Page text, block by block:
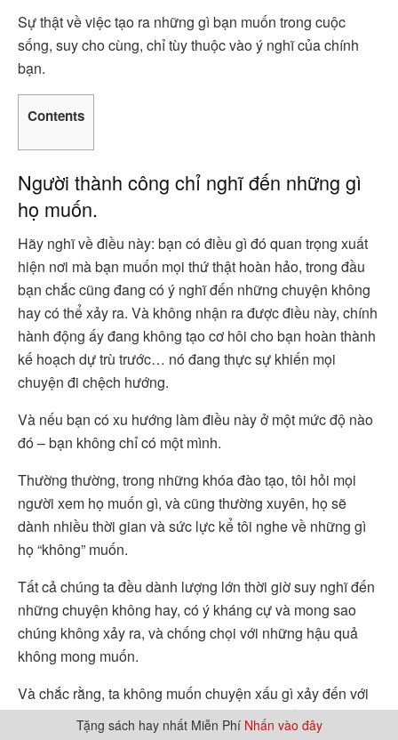
Sự thật về việc tạo ra những gì bạn muốn trong cuộc
sống, suy cho cùng, chỉ tùy thuộc vào ý nghĩ của chính
bạn.
Contents
Người thành công chỉ nghĩ đến những gì
họ muốn.
Hãy nghĩ về điều này: bạn có điều gì đó quan trọng xuất
hiện nơi mà bạn muốn mọi thứ thật hoàn hảo, trong đầu
bạn chắc cũng đang có ý nghĩ đến những chuyện không
hay có thể xảy ra. Và không nhận ra được điều này, chính
hành động ấy đang không tạo cơ hôi cho bạn hoàn thành
kế hoạch dự trù trước… nó đang thực sự khiến mọi
chuyện đi chệch hướng.
Và nếu bạn có xu hướng làm điều này ở một mức độ nào
đó – bạn không chỉ có một mình.
Thường thường, trong những khóa đào tạo, tôi hỏi mọi
người xem họ muốn gì, và cũng thường xuyên, họ sẽ
dành nhiều thời gian và sức lực kể tôi nghe về những gì
họ “không” muốn.
Tất cả chúng ta đều dành lượng lớn thời giờ suy nghĩ đến
những chuyện không hay, có ý kháng cự và mong sao
chúng không xảy ra, và chống chọi với những hậu quả
không mong muốn.
Và chắc rằng, ta không muốn chuyện xấu gì xảy đến với
mình, vậy nên có những dự trù hợp lí cũng tốt thôi. Nhưng
Tặng sách hay nhất Miễn Phí Nhấn vào đây